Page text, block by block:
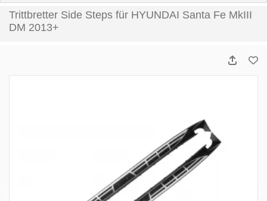
Trittbretter Side Steps für HYUNDAI Santa Fe MkIII
DM 2013+